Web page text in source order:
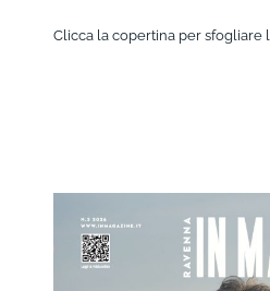
Clicca la copertina per sfogliare